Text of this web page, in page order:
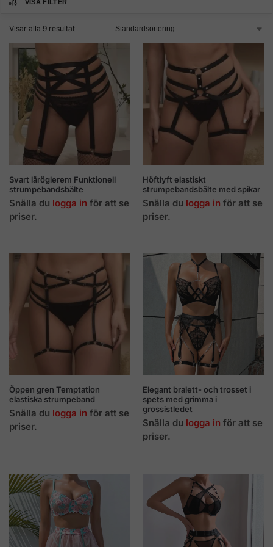
VISA FILTER
Visar alla 9 resultat
Svart låröglerem Funktionell
strumpebandsbälte
Snälla du logga in för att se
priser.
Höftlyft elastiskt
strumpebandsbälte med spikar
Snälla du logga in för att se
priser.
Öppen gren Temptation
elastiska strumpeband
Snälla du logga in för att se
priser.
Elegant bralett- och trosset i
spets med grimma i
grossistledet
Snälla du logga in för att se
priser.